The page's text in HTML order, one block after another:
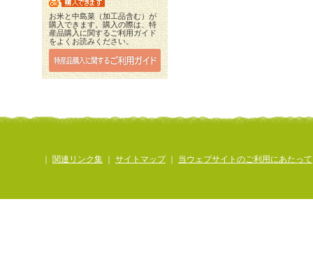
お米と中島菜（加工品含む）が
購入できます。購入の際は、特
産品購入に関するご利用ガイド
をよくお読みください。
関連リンク集 サイトマップ｜ 当ウェブサイトのご利用にあたって